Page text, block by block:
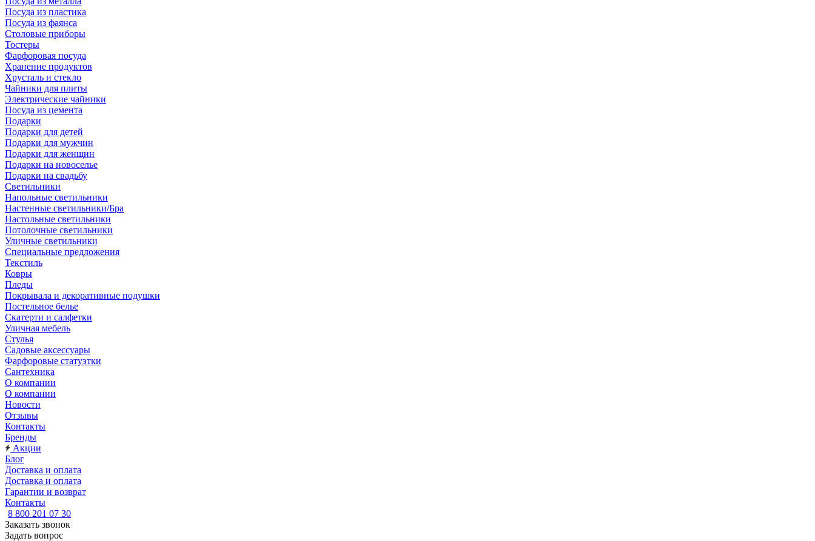
Посуда из пластика
Посуда из фаянса
Столовые приборы
Тостеры
Фарфоровая посуда
Хранение продуктов
Хрусталь и стекло
Чайники для плиты
Электрические чайники
Посуда из цемента
Подарки
Подарки для детей
Подарки для мужчин
Подарки для женщин
Подарки на новоселье
Подарки на свадьбу
Светильники
Напольные светильники
Настенные светильники/Бра
Настольные светильники
Потолочные светильники
Уличные светильники
Специальные предложения
Текстиль
Ковры
Пледы
Покрывала и декоративные подушки
Постельное белье
Скатерти и салфетки
Уличная мебель
Стулья
Садовые аксессуары
Фарфоровые статуэтки
Сантехника
О компании
О компании
Новости
Отзывы
Контакты
Бренды
Акции
Блог
Доставка и оплата
Доставка и оплата
Гарантии и возврат
Контакты
8 800 201 07 30
Заказать звонок
Задать вопрос